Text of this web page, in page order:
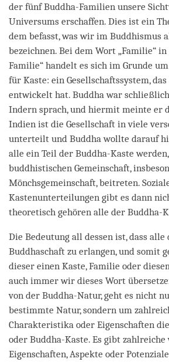
der fünf Buddha-Familien unsere
Universums erschaffen. Dies ist ein
dem befasst, was wir im Buddhismus
bezeichnen. Bei dem Wort „Familie“
Familie“ handelt es sich im Grunde
für Kaste: ein Gesellschaftssystem,
entwickelt hat. Buddha war
Indern sprach, und hiermit meinte er
Indien ist die Gesellschaft in viele
unterteilt und Buddha wollte darauf
alle ein Teil der Buddha-Kaste
buddhistischen Gemeinschaft,
Mönchsgemeinschaft, beitreten.
Kastenunterteilungen gibt es dann
theoretisch gehören alle der Buddha-
Die Bedeutung all dessen ist, dass alle
Buddhaschaft zu erlangen, und somit
dieser einen Kaste, Familie oder
auch immer wir dieses Wort
von der Buddha-Natur, geht es nicht
bestimmte Natur, sondern um
Charakteristika oder Eigenschaften
oder Buddha-Kaste. Es gibt zahlreiche
Eigenschaften, Aspekte oder